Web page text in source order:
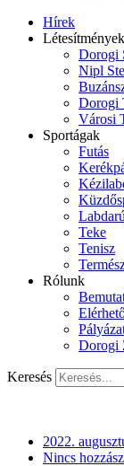
Hírek
Létesítmények
Dorogi
Nipl
Dorogi
Városi
Sportágak
Futás
Teke
Tenisz
Rólunk
Dorogi
Keresés
2022.
Nincs